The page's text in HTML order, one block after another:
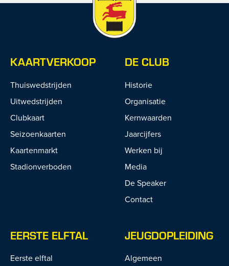
KAARTVERKOOP
Thuiswedstrijden
Uitwedstrijden
Clubkaart
Seizoenkaarten
Kaartenmarkt
Stadionverboden
DE CLUB
Historie
Organisatie
Kernwaarden
Jaarcijfers
Werken bij
Media
De Speaker
Contact
EERSTE ELFTAL
Eerste elftal
JEUGDOPLEIDING
Algemeen